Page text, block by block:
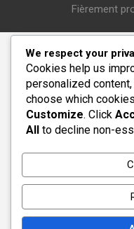
Fièrement
We respect your
Cookies help us
personalized content,
choose which
Customize. Click
All to decline non-